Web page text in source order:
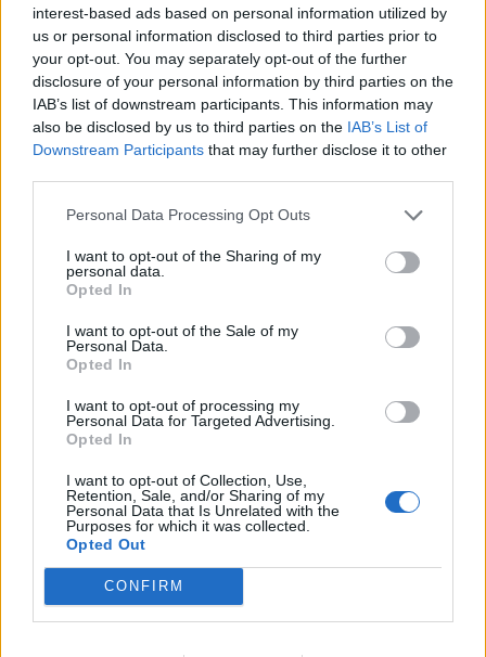
interest-based ads based on personal information utilized by
us or personal information disclosed to third parties prior to
your opt-out. You may separately opt-out of the further
disclosure of your personal information by third parties on the
IAB’s list of downstream participants. This information may
also be disclosed by us to third parties on the IAB’s List of
Downstream Participants that may further disclose it to other
Personal Data Processing Opt Outs
I want to opt-out of the Sharing of my
personal data.
Opted In
I want to opt-out of the Sale of my
Personal Data.
Opted In
I want to opt-out of processing my
Personal Data for Targeted Advertising.
Opted In
I want to opt-out of Collection, Use,
Retention, Sale, and/or Sharing of my
Personal Data that Is Unrelated with the
Purposes for which it was collected.
Opted Out
CONFIRM
A legnagyobb német panelgyártó csődje és a
kínaiak akadozó szállításai miatt egész
Európában, így Magyarországon is hiány van
napelemekből - írja az Index. Közben itthon a
korábbiaknál jóval többen építenének
csődbe ment a német Solarworld, Európa legnagyobb és
egyben egyetlen originális napelemgyártója, a távol-keleti
gyártók mindent el tudnak adni a közelben is, ezzel együtt
Európába az elmúlt négy hónapban csak szórványosan
érkezett bármilyen napelem. A jó minőségű panelekből így
komoly hiány alakult ki, a kereskedők...
KEDVES OLVASÓNK!
A keresett cikk a portfolio.hu hírarchívumához
tartozik, melynek olvasása előfizetéses
regisztrációhoz kötött.
Az előfizetés a következőket tartalmazza: